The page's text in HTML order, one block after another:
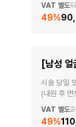
VAT 별도
49%
[남성 얼
시술 당일
(내원 후 면
VAT 별도
49%